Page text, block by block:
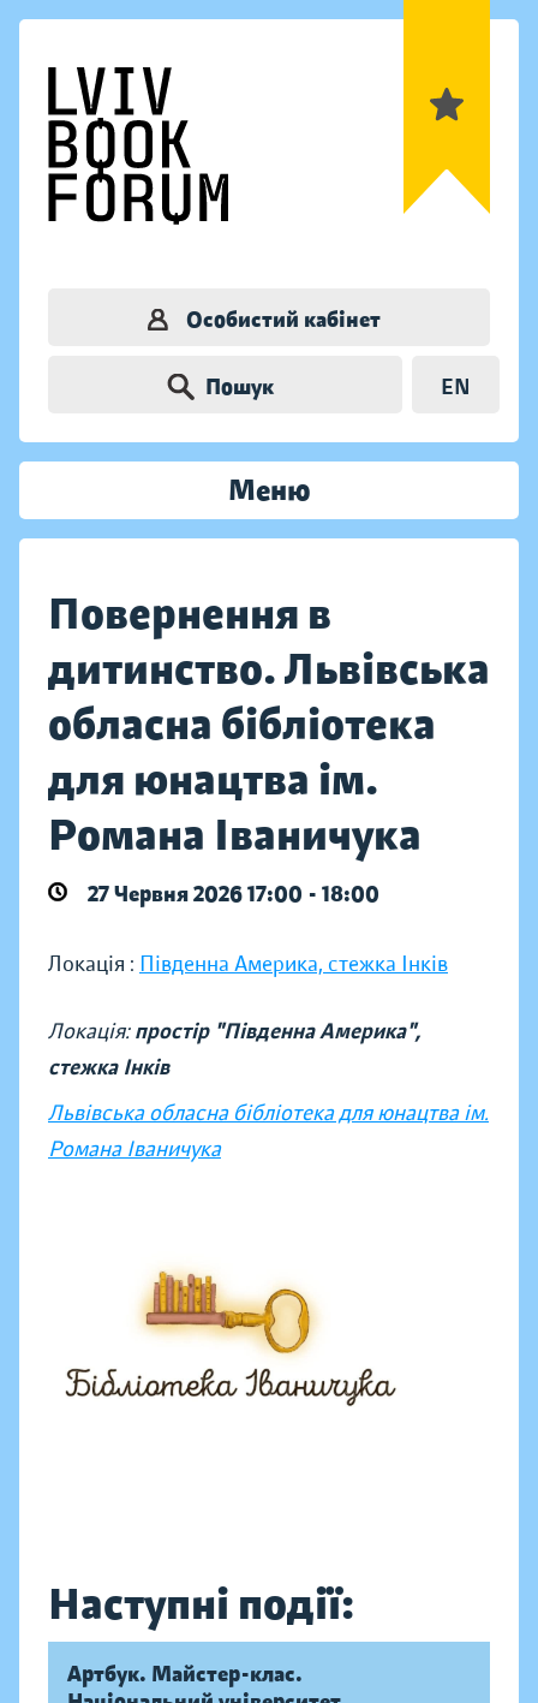
Особистий кабінет
Пошук EN
Меню
Повернення в
дитинство. Львівська
обласна бібліотека
для юнацтва ім.
Романа Іваничука
27 Червня 2026 17:00 - 18:00
Локація : Південна Америка, стежка Інків
Локація:простір "Південна Америка",
стежка Інків
Львівська обласна бібліотека для юнацтва ім.
Романа Іваничука
Наступні події:
Артбук. Майстер-клас.